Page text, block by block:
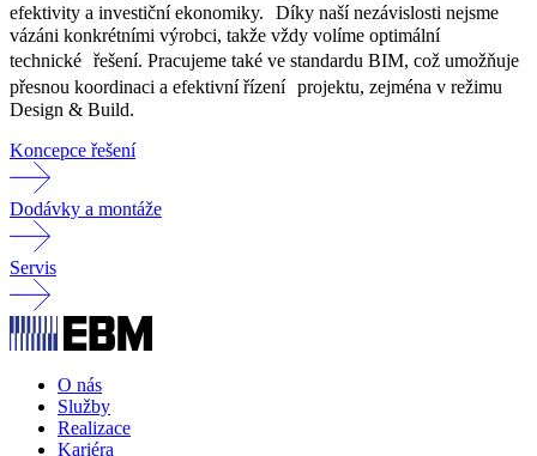
efektivity a investiční ekonomiky. Díky naší nezávislosti nejsme
vázáni konkrétními výrobci, takže vždy volíme optimální
technické řešení. Pracujeme také ve standardu BIM, což umožňuje
přesnou koordinaci a efektivní řízení projektu, zejména v režimu
Design & Build.
Koncepce řešení
Dodávky a montáže
Servis
O nás
Služby
Realizace
Kariéra